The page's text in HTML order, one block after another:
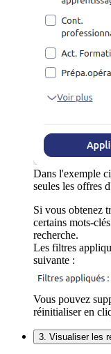
Dans l'exemple
seules les offres
Si vous obtenez
certains mots-
recherche.
Les filtres
suivante :
Vous pouvez
réinitialiser en
3. Visualiser les